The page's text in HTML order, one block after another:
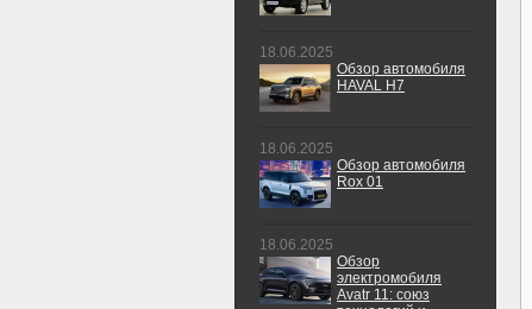
18.06.2025
Обзор автомобиля
HAVAL H7
18.06.2025
Обзор автомобиля
Rox 01
18.06.2025
Обзор
электромобиля
Avatr 11: союз